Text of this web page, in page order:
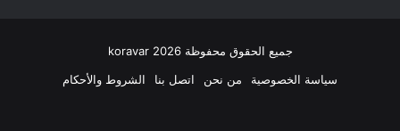
جميع الحقوق محفوظة koravar 2026
سياسة الخصوصية
من نحن اتصل بنا الشروط والأحكام